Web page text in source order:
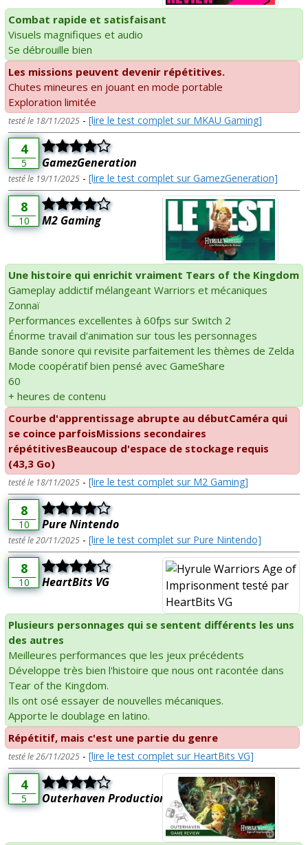
Combat rapide et satisfaisant
Visuels magnifiques et audio
Se débrouille bien
Les missions peuvent devenir répétitives.
Chutes mineures en jouant en mode portable
Exploration limitée
testé le 18/11/2025 - [lire le test complet sur MKAU Gaming]
4
5 GamezGeneration
testé le 19/11/2025 - [lire le test complet sur GamezGeneration]
8
10 M2 Gaming
Une histoire qui enrichit vraiment Tears of the Kingdom
Gameplay addictif mélangeant Warriors et mécaniques
Zonnaï
Performances excellentes à 60fps sur Switch 2
Énorme travail d'animation sur tous les personnages
Bande sonore qui revisite parfaitement les thèmes de Zelda
Mode coopératif bien pensé avec GameShare
60
+ heures de contenu
Courbe d'apprentissage abrupte au débutCaméra qui
se coince parfoisMissions secondaires
répétitivesBeaucoup d'espace de stockage requis
(43,3 Go)
testé le 18/11/2025 - [lire le test complet sur M2 Gaming]
8
10 Pure Nintendo
testé le 20/11/2025 - [lire le test complet sur Pure Nintendo]
8
10 HeartBits VG
Plusieurs personnages qui se sentent différents les uns
des autres
Meilleures performances que les jeux précédents
Développe très bien l'histoire que nous ont racontée dans
Tear of the Kingdom.
Ils ont osé essayer de nouvelles mécaniques.
Apporte le doublage en latino.
Répétitif, mais c'est une partie du genre
testé le 26/11/2025 - [lire le test complet sur HeartBits VG]
4
5 Outerhaven Productions